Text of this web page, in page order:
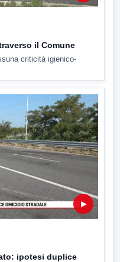
il Comune
criticità igienico-
▶
ipotesi duplice